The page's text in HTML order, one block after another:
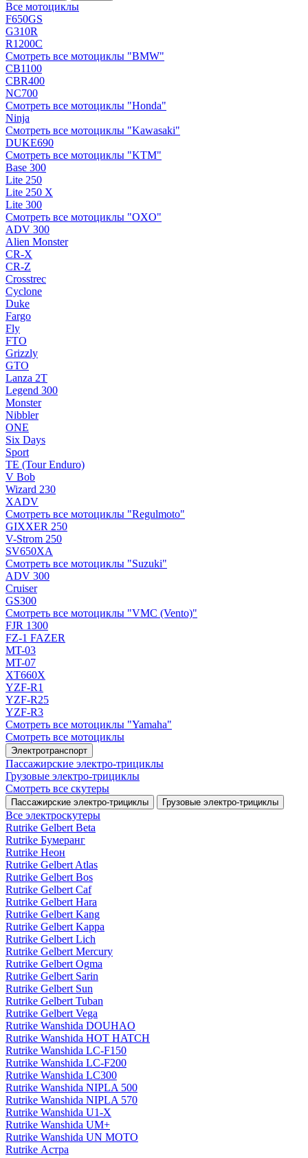
Все мотоциклы
F650GS
G310R
R1200C
Смотреть все мотоциклы "BMW"
CB1100
CBR400
NC700
Смотреть все мотоциклы "Honda"
Ninja
Смотреть все мотоциклы "Kawasaki"
DUKE690
Смотреть все мотоциклы "KTM"
Base 300
Lite 250
Lite 250 X
Lite 300
Смотреть все мотоциклы "OXO"
ADV 300
Alien Monster
CR-X
CR-Z
Crosstrec
Cyclone
Duke
Fargo
Fly
FTO
Grizzly
GTO
Lanza 2T
Legend 300
Monster
Nibbler
ONE
Six Days
Sport
TE (Tour Enduro)
V Bob
Wizard 230
XADV
Смотреть все мотоциклы "Regulmoto"
GIXXER 250
V-Strom 250
SV650XA
Смотреть все мотоциклы "Suzuki"
ADV 300
Cruiser
GS300
Смотреть все мотоциклы "VMC (Vento)"
FJR 1300
FZ-1 FAZER
MT-03
MT-07
XT660X
YZF-R1
YZF-R25
YZF-R3
Смотреть все мотоциклы "Yamaha"
Смотреть все мотоциклы
Электротранспорт
Пассажирские электро‑трициклы
Грузовые электро‑трициклы
Смотреть все скутеры
Пассажирские электро‑трициклы Грузовые электро‑трициклы
Все электро­скутеры
Rutrike Gelbert Beta
Rutrike Бумеранг
Rutrike Неон
Rutrike Gelbert Atlas
Rutrike Gelbert Bos
Rutrike Gelbert Caf
Rutrike Gelbert Hara
Rutrike Gelbert Kang
Rutrike Gelbert Kappa
Rutrike Gelbert Lich
Rutrike Gelbert Mercury
Rutrike Gelbert Ogma
Rutrike Gelbert Sarin
Rutrike Gelbert Sun
Rutrike Gelbert Tuban
Rutrike Gelbert Vega
Rutrike Wanshida DOUHAO
Rutrike Wanshida HOT HATCH
Rutrike Wanshida LC-F150
Rutrike Wanshida LC-F200
Rutrike Wanshida LC300
Rutrike Wanshida NIPLA 500
Rutrike Wanshida NIPLA 570
Rutrike Wanshida U1-X
Rutrike Wanshida UM+
Rutrike Wanshida UN MOTO
Rutrike Астра